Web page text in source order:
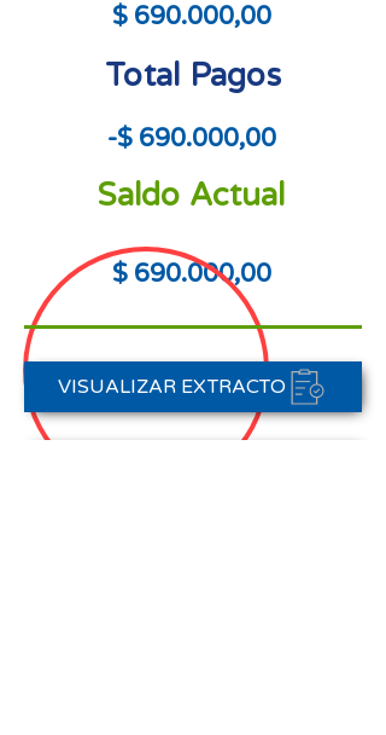
$ 690.000,00
Total Pagos
-$ 690.000,00
Saldo Actual
$ 690.000,00
VISUALIZAR EXTRACTO